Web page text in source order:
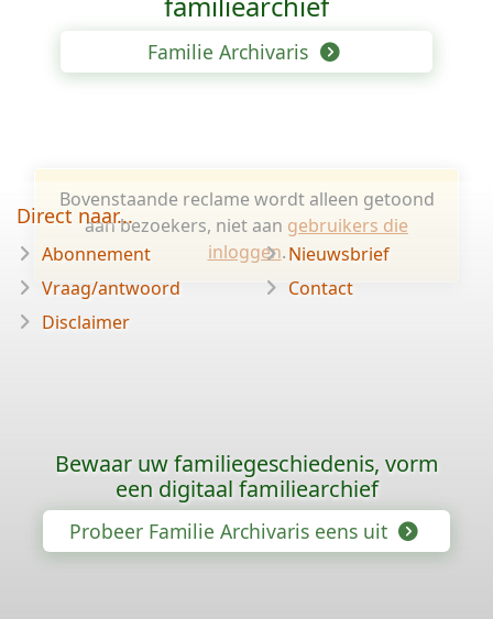
Familie Archivaris
Bovenstaande reclame wordt alleen getoond
aan bezoekers, niet aan gebruikers die
inloggen.
Direct naar...
Abonnement
Vraag/antwoord
Disclaimer
Nieuwsbrief
Contact
Bewaar uw familiegeschiedenis, vorm
een digitaal familiearchief
Probeer Familie Archivaris eens uit